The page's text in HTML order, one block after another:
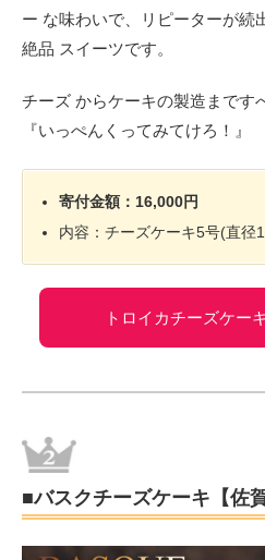
ー な味わいで、リピーターが続
絶品 スイーツです。
チーズ からケーキの製造まです
『いっぺんくってみてけろ！』
寄付金額：16,000円
内容：チーズケーキ5号(直径
トロイカチーズケー
■バスクチーズケーキ【佐